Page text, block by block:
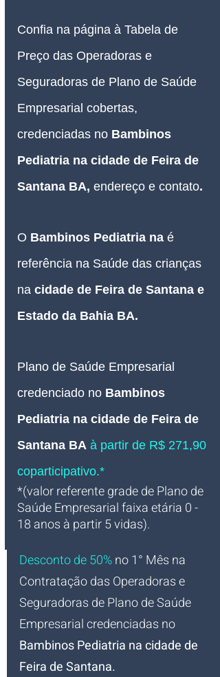
Confia na página à Tabela de
Preço das Operadoras e
Seguradoras de Plano de Saúde
Empresarial cobertas,
credenciadas no Bambinos
Pediatria na cidade de Feira de
Santana BA, endereço e contato.
O Bambinos Pediatria na é
referência na Saúde das crianças
na cidade de Feira de Santana e
Estado da Bahia BA.
Plano de Saúde Empresarial
credenciado no Bambinos
Pediatria na cidade de Feira de
Santana BA à partir de R$ 271,90
coparticipativo.*
*(valor referente grade de Plano de
Saúde Empresarial faixa etária 0 -
18 anos à partir 5 vidas).
Desconto de 50%no 1° Mês na
Contratação das Operadoras e
Seguradoras de Plano de Saúde
Empresarial credenciadas no
Bambinos Pediatria na cidade de
Feira de Santana.